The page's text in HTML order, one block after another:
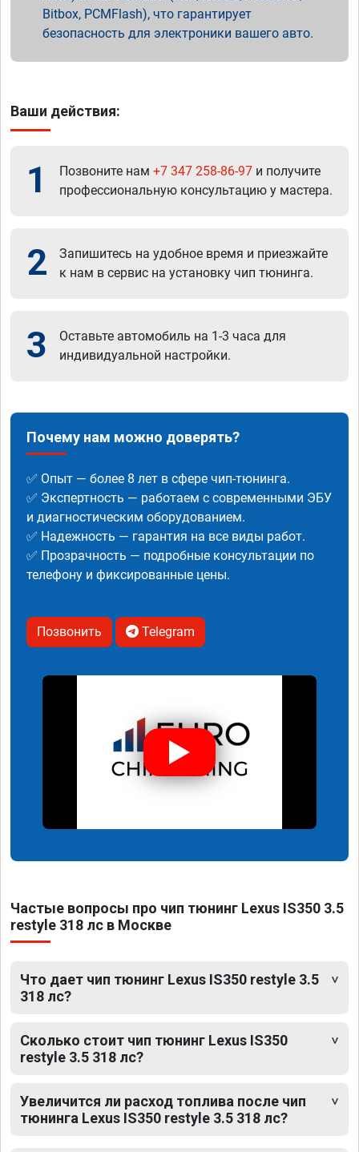
Bitbox, PCMFlash), что гарантирует
безопасность для электроники вашего авто.
Ваши действия:
1 Позвоните нам +7 347 258-86-97 и получите
профессиональную консультацию у мастера.
2
Запишитесь на удобное время и приезжайте
к нам в сервис на установку чип тюнинга.
3
Оставьте автомобиль на 1-3 часа для
индивидуальной настройки.
Почему нам можно доверять?
✅ Опыт — более 8 лет в сфере чип-тюнинга.
✅ Экспертность — работаем с современными ЭБУ
и диагностическим оборудованием.
✅ Надежность — гарантия на все виды работ.
✅ Прозрачность — подробные консультации по
телефону и фиксированные цены.
Позвонить Telegram
Частые вопросы про чип тюнинг Lexus IS350 3.5
restyle 318 лс в Москве
Что дает чип тюнинг Lexus IS350 restyle 3.5
318 лс?
Сколько стоит чип тюнинг Lexus IS350
restyle 3.5 318 лс?
Увеличится ли расход топлива после чип
тюнинга Lexus IS350 restyle 3.5 318 лс?